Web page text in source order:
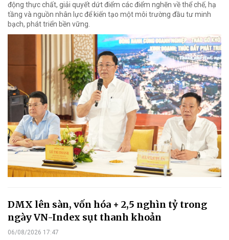
động thực chất, giải quyết dứt điểm các điểm nghẽn về thể chế, hạ
tầng và nguồn nhân lực để kiến tạo một môi trường đầu tư minh
bạch, phát triển bền vững.
DMX lên sàn, vốn hóa + 2,5 nghìn tỷ trong
ngày VN-Index sụt thanh khoản
06/08/2026 17:47